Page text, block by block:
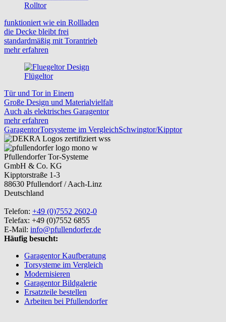
Rolltor
funktioniert wie ein Rollladen
die Decke bleibt frei
standardmäßig mit Torantrieb
mehr erfahren
Flügeltor
Tür und Tor in Einem
Große Design und Materialvielfalt
Auch als elektrisches Garagentor
mehr erfahren
GaragentorTorsysteme im VergleichSchwingtor/Kipptor
Pfullendorfer Tor-Systeme
GmbH & Co. KG
Kipptorstraße 1-3
88630 Pfullendorf / Aach-Linz
Deutschland
Telefon: +49 (0)7552 2602-0
Telefax: +49 (0)7552 6855
E-Mail: info@pfullendorfer.de
Häufig besucht:
Garagentor Kaufberatung
Torsysteme im Vergleich
Modernisieren
Garagentor Bildgalerie
Ersatzteile bestellen
Arbeiten bei Pfullendorfer